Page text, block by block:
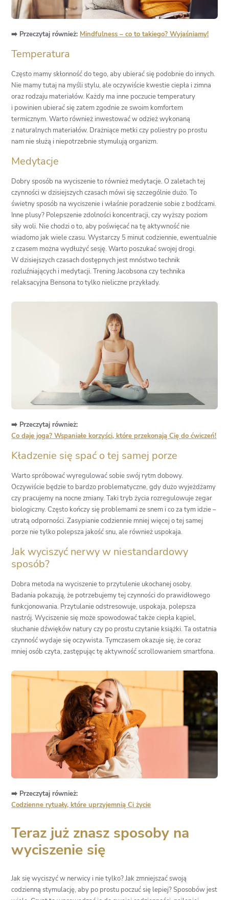
➡️ Przeczytaj również: Mindfulness – co to takiego? Wyjaśniamy!
Temperatura
Często mamy skłonność do tego, aby ubierać się podobnie do innych.
Nie mamy tutaj na myśli stylu, ale oczywiście kwestie ciepła i zimna
oraz rodzaju materiałów. Każdy ma inne poczucie temperatury
i powinien ubierać się zatem zgodnie ze swoim komfortem
termicznym. Warto również inwestować w odzież wykonaną
z naturalnych materiałów. Drażniące metki czy poliestry po prostu
nam nie służą i niepotrzebnie stymulują organizm.
Medytacje
Dobry sposób na wyciszenie to również medytacje. O zaletach tej
czynności w dzisiejszych czasach mówi się szczególnie dużo. To
świetny sposób na wyciszenie i właśnie poradzenie sobie z bodźcami.
Inne plusy? Polepszenie zdolności koncentracji, czy wyższy poziom
siły woli. Nie chodzi o to, aby poświęcać na tę aktywność nie
wiadomo jak wiele czasu. Wystarczy 5 minut codziennie, ewentualnie
z czasem można wydłużyć sesję. Warto poszukać swojej drogi.
W dzisiejszych czasach dostępnych jest mnóstwo technik
rozluźniających i medytacji. Trening Jacobsona czy technika
relaksacyjna Bensona to tylko nieliczne przykłady.
➡️ Przeczytaj również:
Co daje joga? Wspaniałe korzyści, które przekonają Cię do ćwiczeń!
Kładzenie się spać o tej samej porze
Warto spróbować wyregulować sobie swój rytm dobowy.
Oczywiście będzie to bardzo problematyczne, gdy dużo wyjeżdżamy
czy pracujemy na nocne zmiany. Taki tryb życia rozregulowuje zegar
biologiczny. Często kończy się problemami ze snem i co za tym idzie –
utratą odporności. Zasypianie codziennie mniej więcej o tej samej
porze nie tylko polepsza jakość snu, ale również uspokaja.
Jak wyciszyć nerwy w niestandardowy
sposób?
Dobra metoda na wyciszenie to przytulenie ukochanej osoby.
Badania pokazują, że potrzebujemy tej czynności do prawidłowego
funkcjonowania. Przytulanie odstresowuje, uspokaja, polepsza
nastrój. Wyciszenie się może spowodować także ciepła kąpiel,
słuchanie dźwięków natury czy po prostu czytanie książki. Ta ostatnia
czynność wydaje się oczywista. Tymczasem okazuje się, że coraz
mniej osób czyta, zastępując tę aktywność scrollowaniem smartfona.
➡️ Przeczytaj również:
Codzienne rytuały, które uprzyjemnią Ci życie
Teraz już znasz sposoby na
wyciszenie się
Jak się wyciszyć w nerwicy i nie tylko? Jak zmniejszać swoją
codzienną stymulację, aby po prostu poczuć się lepiej? Sposobów jest